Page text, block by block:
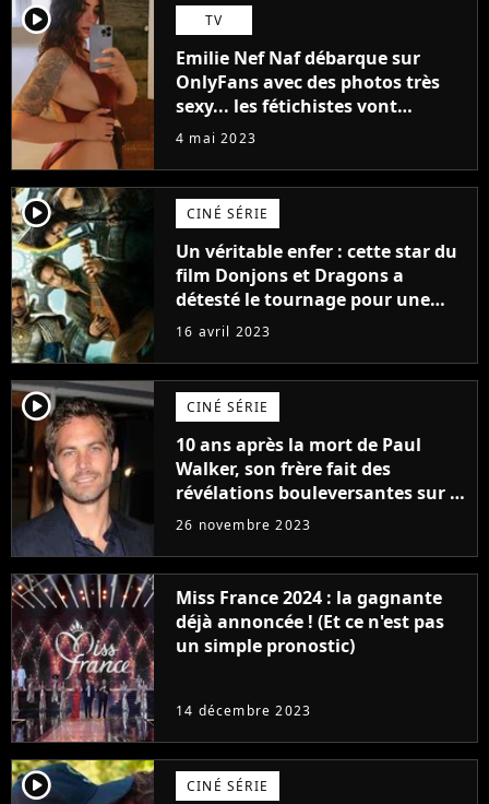
player2 TV
Emilie Nef Naf débarque sur
OnlyFans avec des photos très
sexy... les fétichistes vont
prendre leur pied !
4 mai 2023
player2 CINÉ SÉRIE
Un véritable enfer : cette star du
film Donjons et Dragons a
détesté le tournage pour une
raison très spéciale
16 avril 2023
player2 CINÉ SÉRIE
10 ans après la mort de Paul
Walker, son frère fait des
révélations bouleversantes sur la
réaction des acteurs de Fast and
26 novembre 2023
Miss France 2024 : la gagnante
déjà annoncée ! (Et ce n'est pas
un simple pronostic)
14 décembre 2023
player2 CINÉ SÉRIE